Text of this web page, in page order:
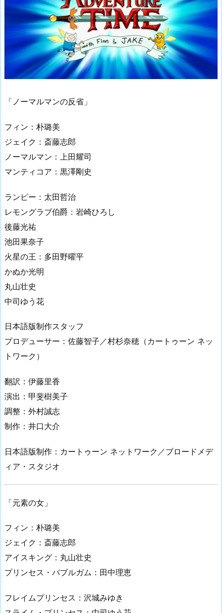
「ノーマルマンの反省」
フィン：朴璐美
ジェイク：斎藤志郎
ノーマルマン：上田耀司
マンティコア：黒澤剛史
ランピー：太田哲治
レモングラブ伯爵：岩崎ひろし
後藤光祐
池田果奈子
火星の王：多田野曜平
かぬか光明
丸山壮史
中司ゆう花
日本語版制作スタッフ
プロデューサー：佐藤智子／村杉奈穂（カートゥーン ネッ
トワーク）
翻訳：伊藤里香
演出：甲斐樹美子
調整：外村誠志
制作：井口大介
日本語版制作：カートゥーン ネットワーク／ブロードメデ
ィア・スタジオ
「元素の女」
フィン：朴璐美
ジェイク：斎藤志郎
アイスキング：丸山壮史
プリンセス・バブルガム：田中理恵
フレイムプリンセス：沢城みゆき